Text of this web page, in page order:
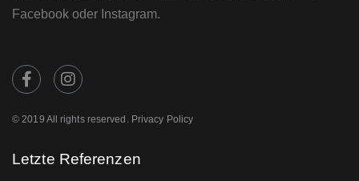
Facebook oder Instagram.
© 2019 All rights reserved. Privacy Policy
Letzte Referenzen